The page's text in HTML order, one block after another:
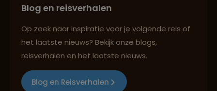
Best beoordeelde reisroutes
Reizen met oog voor mens, cultuur en milieu
Blog en reisverhalen
Op zoek naar inspiratie voor je volgende reis of
het laatste nieuws? Bekijk onze blogs,
reisverhalen en het laatste nieuws.
Blog en Reisverhalen